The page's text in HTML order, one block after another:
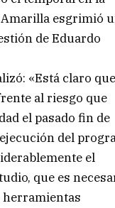
esgrimió
de Eduardo
«Está claro
al riesgo que
el pasado fin de
del
el
que es
herramientas